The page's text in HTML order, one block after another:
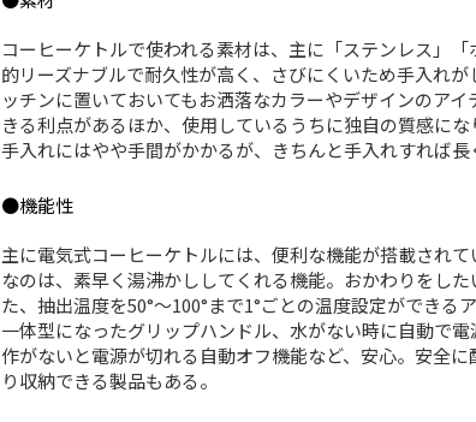
コーヒーケトルで使われる素材は、主に「ステンレス」
的リーズナブルで耐久性が高く、さびにくいため手入れ
ッチンに置いておいてもお洒落なカラーやデザインのア
きる利点があるほか、使用しているうちに独自の質感に
手入れにはやや手間がかかるが、きちんと手入れすれば長
●機能性
主に電気式コーヒーケトルには、便利な機能が搭載され
なのは、素早く湯沸かししてくれる機能。おかわりをし
た、抽出温度を50°〜100°まで1°ごとの温度設定ができる
一体型になったグリップハンドル、水がない時に自動で
作がないと電源が切れる自動オフ機能など、安心。安全
り収納できる製品もある。